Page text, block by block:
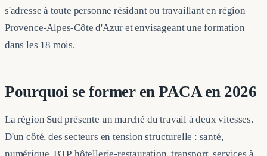
s'adresse à toute personne résidant ou travaillant en région
Provence-Alpes-Côte d'Azur et envisageant une formation
dans les 18 mois.
Pourquoi se former en PACA en 2026
La région Sud présente un marché du travail à deux vitesses.
D'un côté, des secteurs en tension structurelle : santé,